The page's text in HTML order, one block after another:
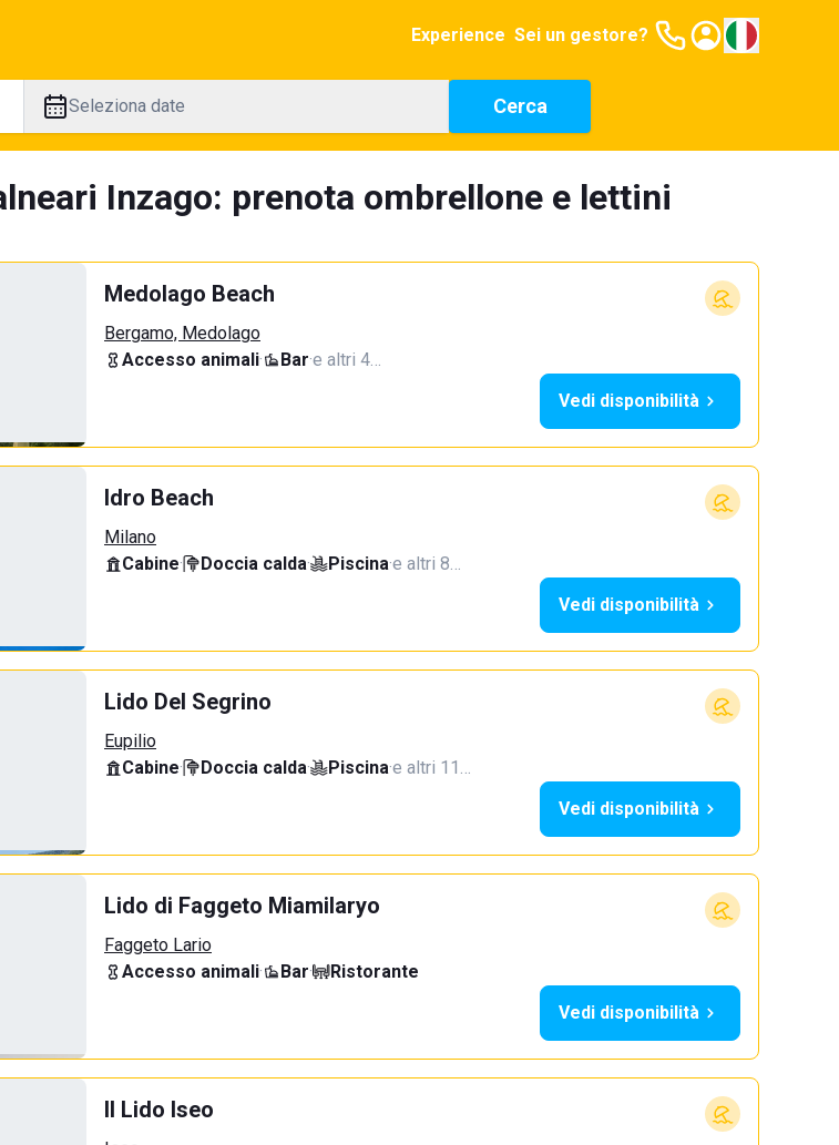
Experience Sei un gestore?
Seleziona date Cerca
Inzago: prenota ombrellone e lettini
Medolago Beach
Bergamo, Medolago
Accesso animali· Bar·e altri 4…
Vedi disponibilità
Idro Beach
Milano
Cabine· Doccia calda· Piscina·e altri 8…
Vedi disponibilità
Lido Del Segrino
Eupilio
Cabine· Doccia calda· Piscina·e altri 11…
Vedi disponibilità
Lido di Faggeto Miamilaryo
Faggeto Lario
Accesso animali· Bar·
Ristorante
Vedi disponibilità
Il Lido Iseo